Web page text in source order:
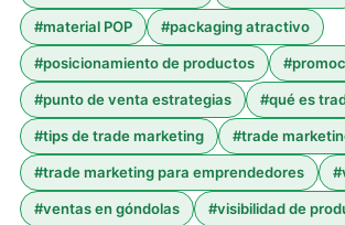
#material POP #packaging atractivo
#posicionamiento de productos #
#punto de venta estrategias #qué es
#tips de trade marketing #trade
#trade marketing para emprendedores #
#ventas en góndolas #visibilidad de